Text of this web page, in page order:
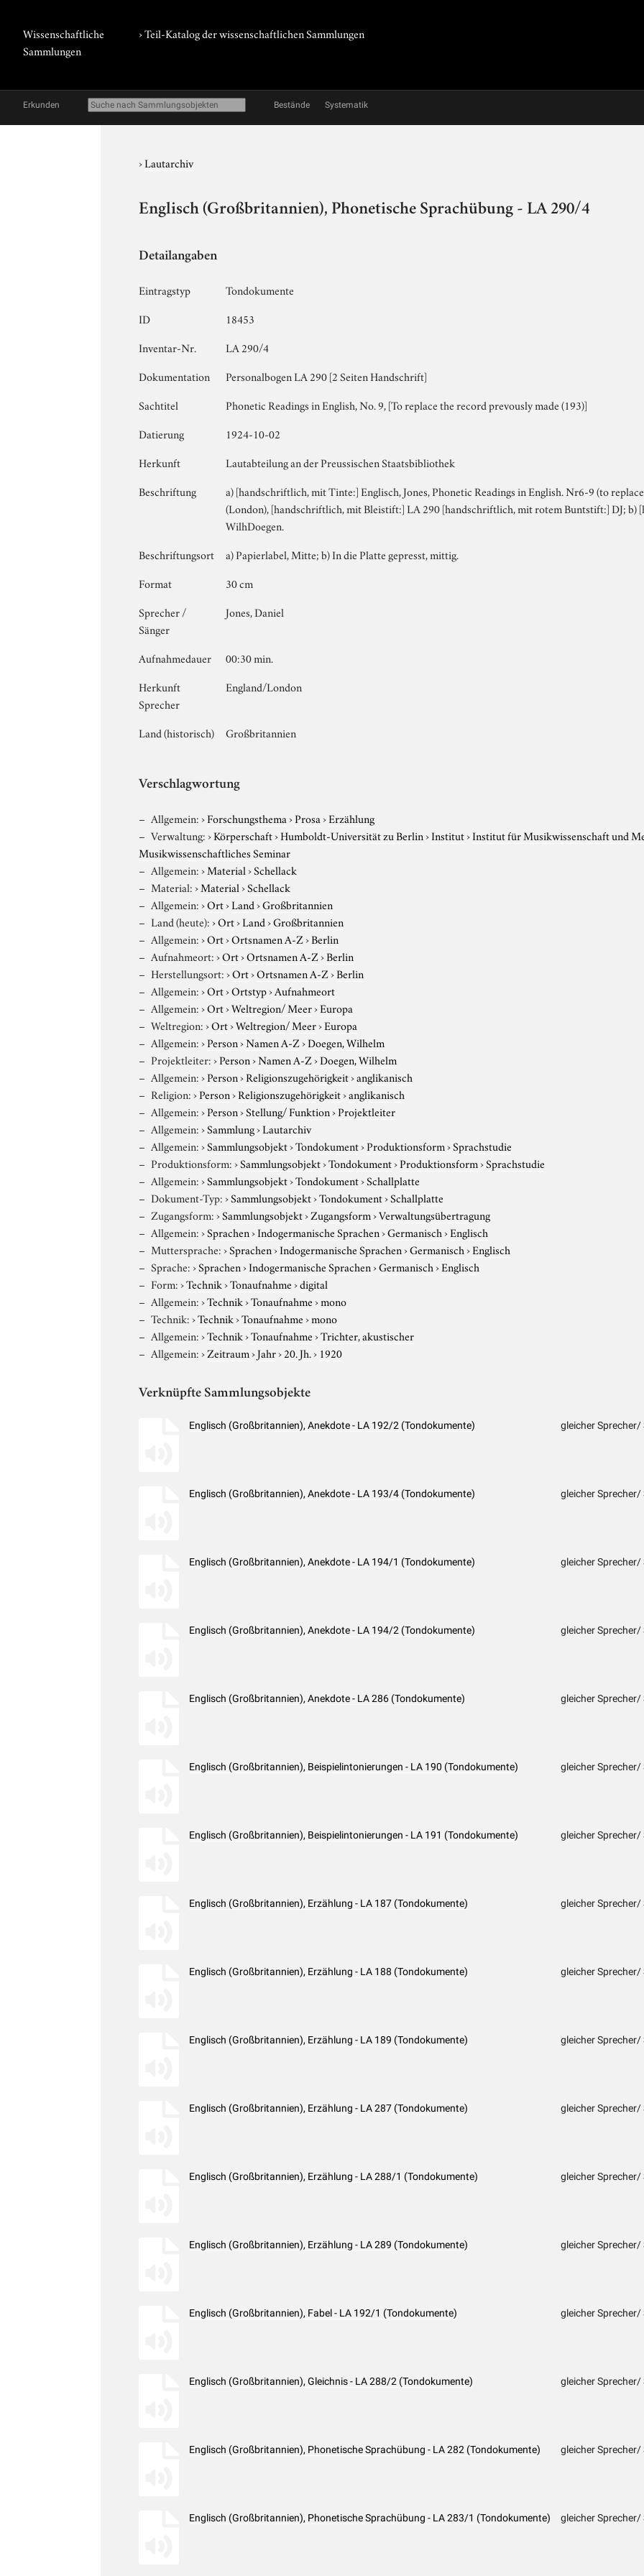
Wissenschaftliche
Sammlungen
› Teil-Katalog der wissenschaftlichen Sammlungen
Erkunden Bestände Systematik
›Lautarchiv
Englisch (Großbritannien), Phonetische Sprachübung - LA 290/4
Detailangaben
Eintragstyp
Tondokumente
ID
18453
Inventar-Nr.
LA 290/4
Dokumentation
Personalbogen LA 290 [2 Seiten Handschrift]
Sachtitel
Phonetic Readings in English, No. 9, [To replace the record prevously made (193)]
Datierung
1924-10-02
Herkunft
Lautabteilung an der Preussischen Staatsbibliothek
Beschriftung
a) [handschriftlich, mit Tinte:] Englisch, Jones, Phonetic Readings in English. Nr6-9 (to
(London), [handschriftlich, mit Bleistift:] LA 290 [handschriftlich, mit rotem Buntstift:] DJ; b)
WilhDoegen.
Beschriftungsort
a) Papierlabel, Mitte; b) In die Platte gepresst, mittig.
Format
30 cm
Sprecher /
Sänger
Jones, Daniel
Aufnahmedauer
00:30 min.
Herkunft
Sprecher
England/London
Land (historisch) Großbritannien
Verschlagwortung
Allgemein:›Forschungsthema›Prosa›Erzählung
Verwaltung:›Körperschaft›Humboldt-Universität zu Berlin›Institut›Institut für Musikwissenschaft und
Musikwissenschaftliches Seminar
Allgemein:›Material›Schellack
Material:›Material›Schellack
Allgemein:›Ort›Land›Großbritannien
Land (heute):›Ort›Land›Großbritannien
Allgemein:›Ort›Ortsnamen A-Z›Berlin
Aufnahmeort:›Ort›Ortsnamen A-Z›Berlin
Herstellungsort:›Ort›Ortsnamen A-Z›Berlin
Allgemein:›Ort›Ortstyp›Aufnahmeort
Allgemein:›Ort›Weltregion/ Meer›Europa
Weltregion:›Ort›Weltregion/ Meer›Europa
Allgemein:›Person›Namen A-Z›Doegen, Wilhelm
Projektleiter:›Person›Namen A-Z›Doegen, Wilhelm
Allgemein:›Person›Religionszugehörigkeit›anglikanisch
Religion:›Person›Religionszugehörigkeit›anglikanisch
Allgemein:›Person›Stellung/ Funktion›Projektleiter
Allgemein:›Sammlung›Lautarchiv
Allgemein:›Sammlungsobjekt›Tondokument›Produktionsform›Sprachstudie
Produktionsform:›Sammlungsobjekt›Tondokument›Produktionsform›Sprachstudie
Allgemein:›Sammlungsobjekt›Tondokument›Schallplatte
Dokument-Typ:›Sammlungsobjekt›Tondokument›Schallplatte
Zugangsform:›Sammlungsobjekt›Zugangsform›Verwaltungsübertragung
Allgemein:›Sprachen›Indogermanische Sprachen›Germanisch›Englisch
Muttersprache:›Sprachen›Indogermanische Sprachen›Germanisch›Englisch
Sprache:›Sprachen›Indogermanische Sprachen›Germanisch›Englisch
Form:›Technik›Tonaufnahme›digital
Allgemein:›Technik›Tonaufnahme›mono
Technik:›Technik›Tonaufnahme›mono
Allgemein:›Technik›Tonaufnahme›Trichter, akustischer
Allgemein:›Zeitraum›Jahr›20. Jh.› 1920
Verknüpfte Sammlungsobjekte
Englisch (Großbritannien), Anekdote - LA 192/2 (Tondokumente) gleicher Sprecher/
Englisch (Großbritannien), Anekdote - LA 193/4 (Tondokumente) gleicher Sprecher/
Englisch (Großbritannien), Anekdote - LA 194/1 (Tondokumente) gleicher Sprecher/
Englisch (Großbritannien), Anekdote - LA 194/2 (Tondokumente) gleicher Sprecher/
Englisch (Großbritannien), Anekdote - LA 286 (Tondokumente) gleicher Sprecher/
Englisch (Großbritannien), Beispielintonierungen - LA 190 (Tondokumente) gleicher Sprecher/
Englisch (Großbritannien), Beispielintonierungen - LA 191 (Tondokumente) gleicher Sprecher/
Englisch (Großbritannien), Erzählung - LA 187 (Tondokumente) gleicher Sprecher/
Englisch (Großbritannien), Erzählung - LA 188 (Tondokumente) gleicher Sprecher/
Englisch (Großbritannien), Erzählung - LA 189 (Tondokumente) gleicher Sprecher/
Englisch (Großbritannien), Erzählung - LA 287 (Tondokumente) gleicher Sprecher/
Englisch (Großbritannien), Erzählung - LA 288/1 (Tondokumente) gleicher Sprecher/
Englisch (Großbritannien), Erzählung - LA 289 (Tondokumente) gleicher Sprecher/
Englisch (Großbritannien), Fabel - LA 192/1 (Tondokumente) gleicher Sprecher/
Englisch (Großbritannien), Gleichnis - LA 288/2 (Tondokumente) gleicher Sprecher/
Englisch (Großbritannien), Phonetische Sprachübung - LA 282 (Tondokumente) gleicher Sprecher/
Englisch (Großbritannien), Phonetische Sprachübung - LA 283/1 (Tondokumente) gleicher Sprecher/